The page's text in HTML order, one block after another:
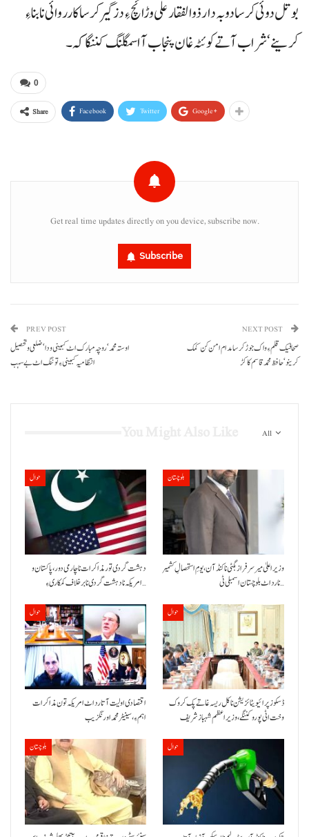
بوتل دوئی کرسا دوبہ دار ذوالفقار علی وڑائچ ءِ دزگیر کرسا کارروائی نا بناءِ
کرینے‘ شراب آتے کوئٹہ غان پنجاب آ اسمگلنگ کننگاکہ۔
0
Share Facebook Twitter Google+
Get real time updates directly on you device, subscribe now.
Subscribe
PREV POST
اوستہ محمد‘روچہ مبارک اٹ کبینی ودا‘ ضلعی و تحصیل
انتظامیہ کبینی ءِ توننگ اٹ بے سہب
NEXT POST
صحافیک قلم ءِ واک جوڑ کرسا مدام امن کن کمک
کرینو‘حافظ محمدقاسم کاکڑ
All
حوال
دہشت گردی تور مذاکرات نا چارمی دور،پاکستان و
امریکہ نا دہشت گردی نا برخلاف کمکاری ءِ…
بلوچستان
وزیراعلیٰ میر سرفراز بگٹی نا کنڈ آن،یومِ استحصالِ کشمیر
نا رد اٹ بلوچستان اسمبلی ٹی…
حوال
اقتصادی اولیت آتا رد اٹ امریکہ تون مذاکرات
اہم ءِ،سینیٹر محمد اورنگزیب
حوال
ڈسکوز پرائیویٹائزیشن نا کل ریسہ غاتے پک کروک
وخت اٹی پورو کننگے ،وزیراعظم شہباز شریف
بلوچستان حوال